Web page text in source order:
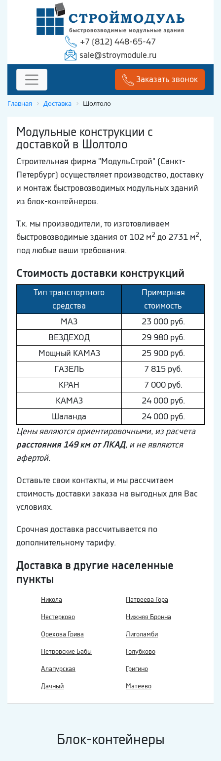
+7 (812) 448-65-47
sale@stroymodule.ru
Заказать звонок
Главная Доставка Шолтоло
Модульные конструкции с
доставкой в Шолтоло
Строительная фирма "МодульСтрой" (Санкт-
Петербург) осуществляет производство, доставку
и монтаж быстровозводимых модульных зданий
из блок-контейнеров.
Т.к. мы производители, то изготовливаем
быстровозводимые здания от 102 м2 до 2731 м2,
под любые ваши требования.
Стоимость доставки конструкций
Тип транспортного
средства
Примерная
стоимость
МAЗ
23 000 руб.
ВEЗДEХОД
29 980 руб.
Мощный КAМAЗ
25 900 руб.
ГAЗEЛЬ
7 815 руб.
КРАН
7 000 руб.
КAМAЗ
24 000 руб.
Шaлaнда
24 000 руб.
Цены являются ориентировочными, из расчета
расстояния 149 км от ЛКАД, и не являются
афертой.
Оставьте свои контакты, и мы рассчитаем
стоимость доставки заказа на выгодных для Вас
условиях.
Срочная доставка рассчитывается по
дополнительному тарифу.
Доставка в другие населенные
пункты
Никола Патреева Гора
Нестерково Нижняя Бронна
Орехова Грива Лиголамби
Петровские Бабы Голубково
Алапурская Григино
Дачный Матеево
Блок-контейнеры